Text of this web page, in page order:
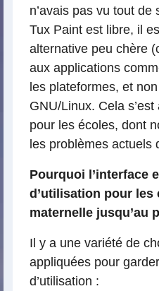
n’avais pas vu tout de
Tux Paint est libre, il
alternative peu chère
aux applications
les plateformes, et
GNU/Linux. Cela
pour les écoles, dont
les problèmes actuels
Pourquoi l’interface
d’utilisation pour les
maternelle jusqu’au
Il y a une variété de
appliquées pour
d’utilisation :